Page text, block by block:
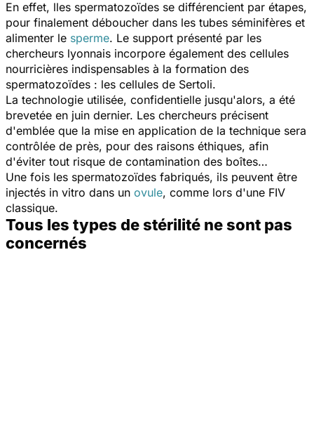
En effet, lles spermatozoïdes se différencient par étapes,
pour finalement déboucher dans les tubes séminifères et
alimenter le sperme. Le support présenté par les
chercheurs lyonnais incorpore également des cellules
nourricières indispensables à la formation des
spermatozoïdes : les cellules de Sertoli.
La technologie utilisée, confidentielle jusqu'alors, a été
brevetée en juin dernier. Les chercheurs précisent
d'emblée que la mise en application de la technique sera
contrôlée de près, pour des raisons éthiques, afin
d'éviter tout risque de contamination des boîtes…
Une fois les spermatozoïdes fabriqués, ils peuvent être
injectés in vitro dans un ovule, comme lors d'une FIV
classique.
Tous les types de stérilité ne sont pas
concernés